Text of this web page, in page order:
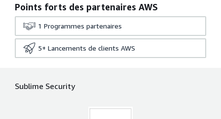
Points forts des partenaires AWS
1 Programmes partenaires
5+ Lancements de clients AWS
Sublime Security